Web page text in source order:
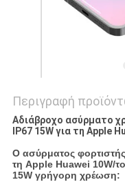
Περιγραφή
Αδιάβροχο ασύρματο
IP67 15W για τη Apple
Ο ασύρματος
τη Apple Huawei 10W/
15W γρήγορη χρέωση: